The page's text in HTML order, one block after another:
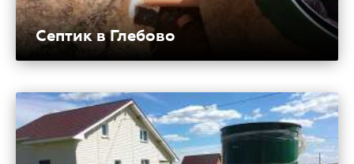
Септик в Глебово